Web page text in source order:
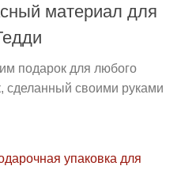
материал для
подарок для любого
сделанный своими руками